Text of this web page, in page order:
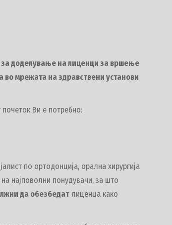
доделување на лиценци за вршење
во мрежата на здравствени установи
почеток Ви е потребно:
по ортодонција, орална хирургија
најповолни понудувачи, за што
да обезбедат лиценца како